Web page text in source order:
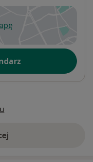
się w nowej karcie